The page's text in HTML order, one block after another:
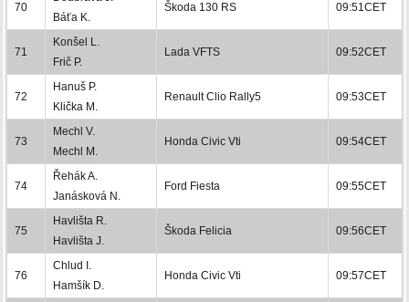
70
Báťa K.
Škoda 130 RS 09:51CET
71
Konšel L.
Frič P.
Lada VFTS 09:52CET
72
Hanuš P.
Klička M.
Renault Clio Rally5 09:53CET
73
Mechl V.
Mechl M.
Honda Civic Vti 09:54CET
74
Řehák A.
Janásková N.
Ford Fiesta 09:55CET
75
Havlišta R.
Havlišta J.
Škoda Felicia 09:56CET
76
Chlud I.
Hamšík D.
Honda Civic Vti 09:57CET